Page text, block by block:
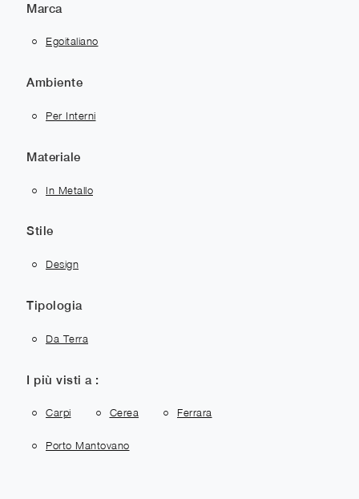
Marca
Egoitaliano
Ambiente
Per Interni
Materiale
In Metallo
Stile
Design
Tipologia
Da Terra
I più visti a :
Carpi Cerea Ferrara
Porto Mantovano